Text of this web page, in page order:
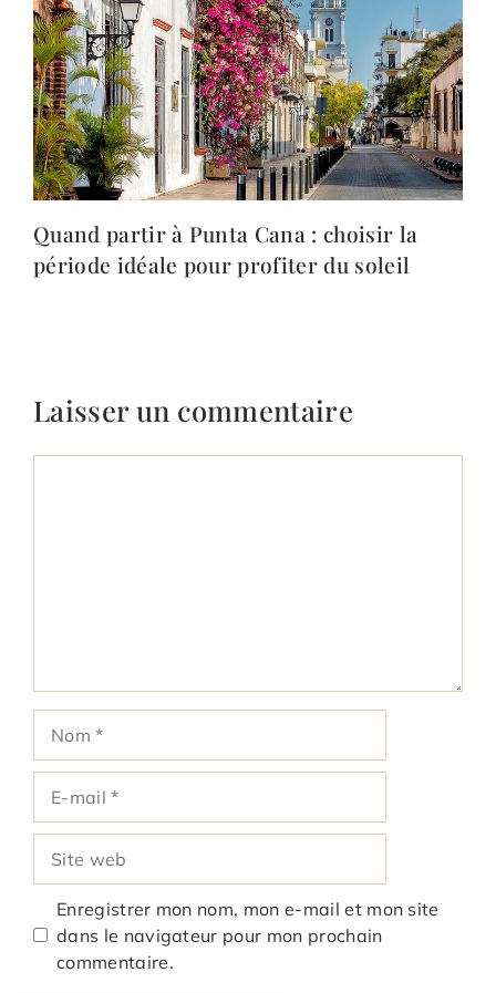
Quand partir à Punta Cana : choisir la
période idéale pour profiter du soleil
Laisser un commentaire
mail
web
Enregistrer mon nom, mon e-mail et mon site
dans le navigateur pour mon prochain
commentaire.